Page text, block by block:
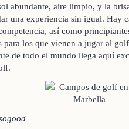
abundante, aire limpio, y la
una experiencia sin igual. Hay
así como
para los que vienen a jugar al
de todo el mundo llega aquí